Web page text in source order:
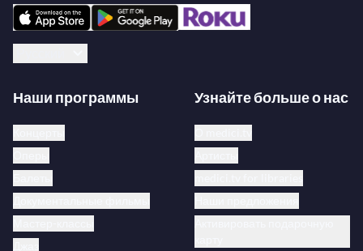
Наши программы Узнайте больше о нас